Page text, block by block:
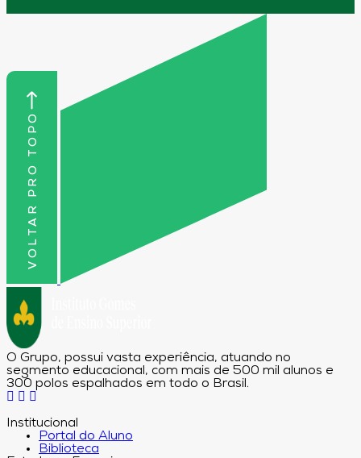
VOLTAR PRO TOPO
O Grupo, possui vasta experiência, atuando no
segmento educacional, com mais de 500 mil alunos e
300 polos espalhados em todo o Brasil.
Institucional
Portal do Aluno
Biblioteca